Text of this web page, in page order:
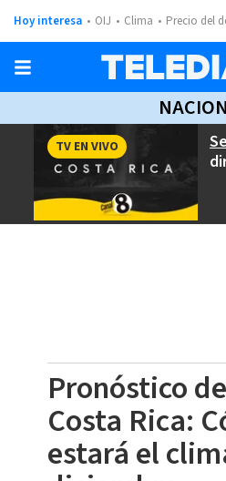
Hoy interesa OIJ Clima Precio del
TV EN VIVO
Pronóstico
Costa Rica:
estará el